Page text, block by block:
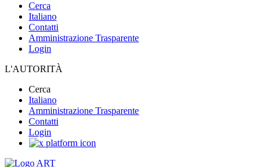
Cerca
Italiano
Contatti
Amministrazione Trasparente
Login
L'AUTORITÀ
Cerca
Italiano
Amministrazione Trasparente
Contatti
Login